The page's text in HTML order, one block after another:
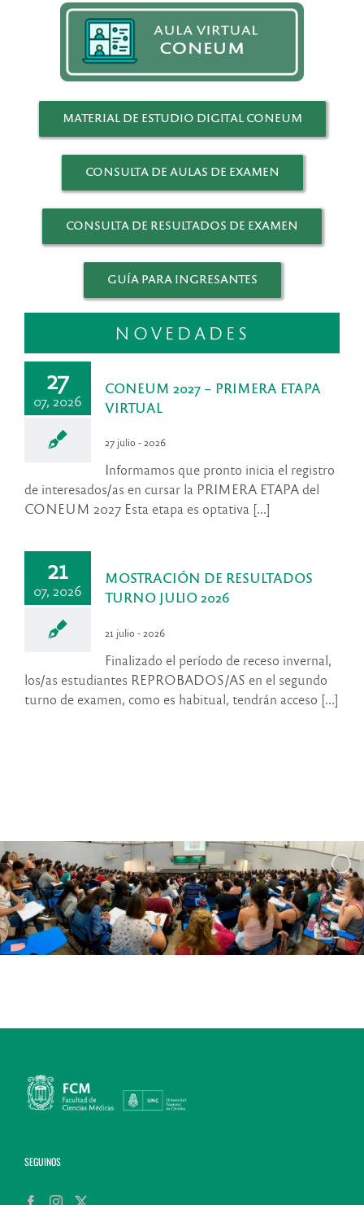
MATERIAL DE ESTUDIO DIGITAL CONEUM
CONSULTA DE AULAS DE EXAMEN
CONSULTA DE RESULTADOS DE EXAMEN
GUÍA PARA INGRESANTES
NOVEDADES
27
07, 2026
CONEUM 2027 – PRIMERA ETAPA
VIRTUAL
27 julio - 2026
Informamos que pronto inicia el registro
de interesados/as en cursar la PRIMERA ETAPA del
CONEUM 2027 Esta etapa es optativa [...]
21
07, 2026
MOSTRACIÓN DE RESULTADOS
TURNO JULIO 2026
21 julio - 2026
Finalizado el período de receso invernal,
los/as estudiantes REPROBADOS/AS en el segundo
turno de examen, como es habitual, tendrán acceso [...]
SEGUINOS